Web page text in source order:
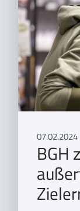
07.02.2024
BGH